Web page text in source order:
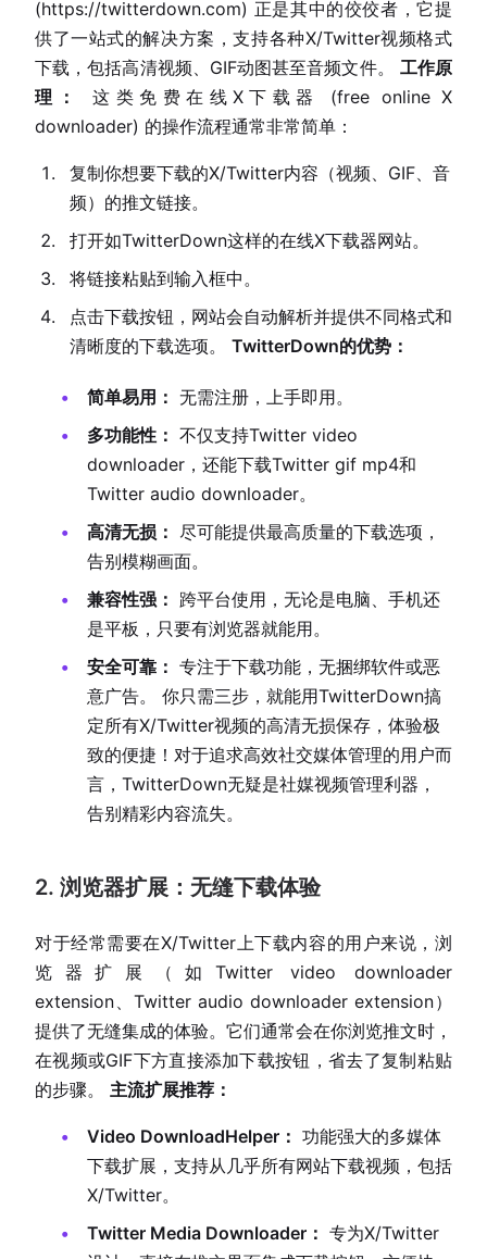
(https://twitterdown.com) 正是其中的佼佼者，它提
供了一站式的解决方案，支持各种X/Twitter视频格式
下载，包括高清视频、GIF动图甚至音频文件。 工作原
理：
这类免费在线X下载器 (free online X
downloader) 的操作流程通常非常简单：
复制你想要下载的X/Twitter内容（视频、GIF、音
频）的推文链接。
打开如TwitterDown这样的在线X下载器网站。
将链接粘贴到输入框中。
点击下载按钮，网站会自动解析并提供不同格式和
清晰度的下载选项。 TwitterDown的优势：
简单易用： 无需注册，上手即用。
多功能性： 不仅支持Twitter video
downloader，还能下载Twitter gif mp4和
Twitter audio downloader。
高清无损： 尽可能提供最高质量的下载选项，
告别模糊画面。
兼容性强： 跨平台使用，无论是电脑、手机还
是平板，只要有浏览器就能用。
安全可靠： 专注于下载功能，无捆绑软件或恶
意广告。 你只需三步，就能用TwitterDown搞
定所有X/Twitter视频的高清无损保存，体验极
致的便捷！对于追求高效社交媒体管理的用户而
言，TwitterDown无疑是社媒视频管理利器，
告别精彩内容流失。
2. 浏览器扩展：无缝下载体验
对于经常需要在X/Twitter上下载内容的用户来说，浏
览器扩展（如Twitter video downloader
extension、Twitter audio downloader extension）
提供了无缝集成的体验。它们通常会在你浏览推文时，
在视频或GIF下方直接添加下载按钮，省去了复制粘贴
的步骤。 主流扩展推荐：
Video DownloadHelper： 功能强大的多媒体
下载扩展，支持从几乎所有网站下载视频，包括
X/Twitter。
Twitter Media Downloader： 专为X/Twitter